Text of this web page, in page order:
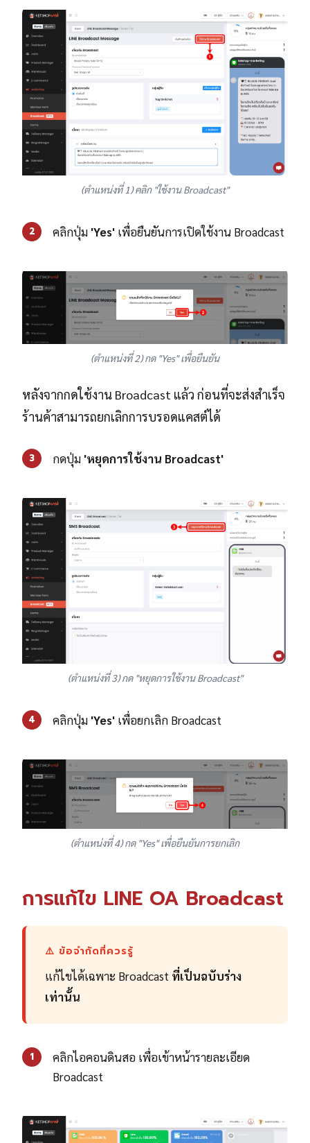
(ตำแหน่งที่ 1) คลิก "ใช้งาน Broadcast"
2 คลิกปุ่ม 'Yes' เพื่อยืนยันการเปิดใช้งาน Broadcast
(ตำแหน่งที่ 2) กด "Yes" เพื่อยืนยัน
หลังจากกดใช้งาน Broadcast แล้ว ก่อนที่จะส่งสำเร็จ
ร้านค้าสามารถยกเลิกการบรอดแคสต์ได้
3 กดปุ่ม 'หยุดการใช้งาน Broadcast'
(ตำแหน่งที่ 3) กด "หยุดการใช้งาน Broadcast"
4 คลิกปุ่ม 'Yes' เพื่อยกเลิก Broadcast
(ตำแหน่งที่ 4) กด "Yes" เพื่อยืนยันการยกเลิก
การแก้ไข LINE OA Broadcast
⚠️ ข้อจำกัดที่ควรรู้
แก้ไขได้เฉพาะ Broadcast ที่เป็นฉบับร่าง
เท่านั้น
1
คลิกไอคอนดินสอ เพื่อเข้าหน้ารายละเอียด
Broadcast